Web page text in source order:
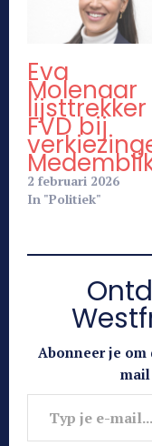
Eva
Molenaar
lijsttrekker
FVD bij
2 februari 2026
In "Politiek"
Abonneer je om
Typ je e-mail...